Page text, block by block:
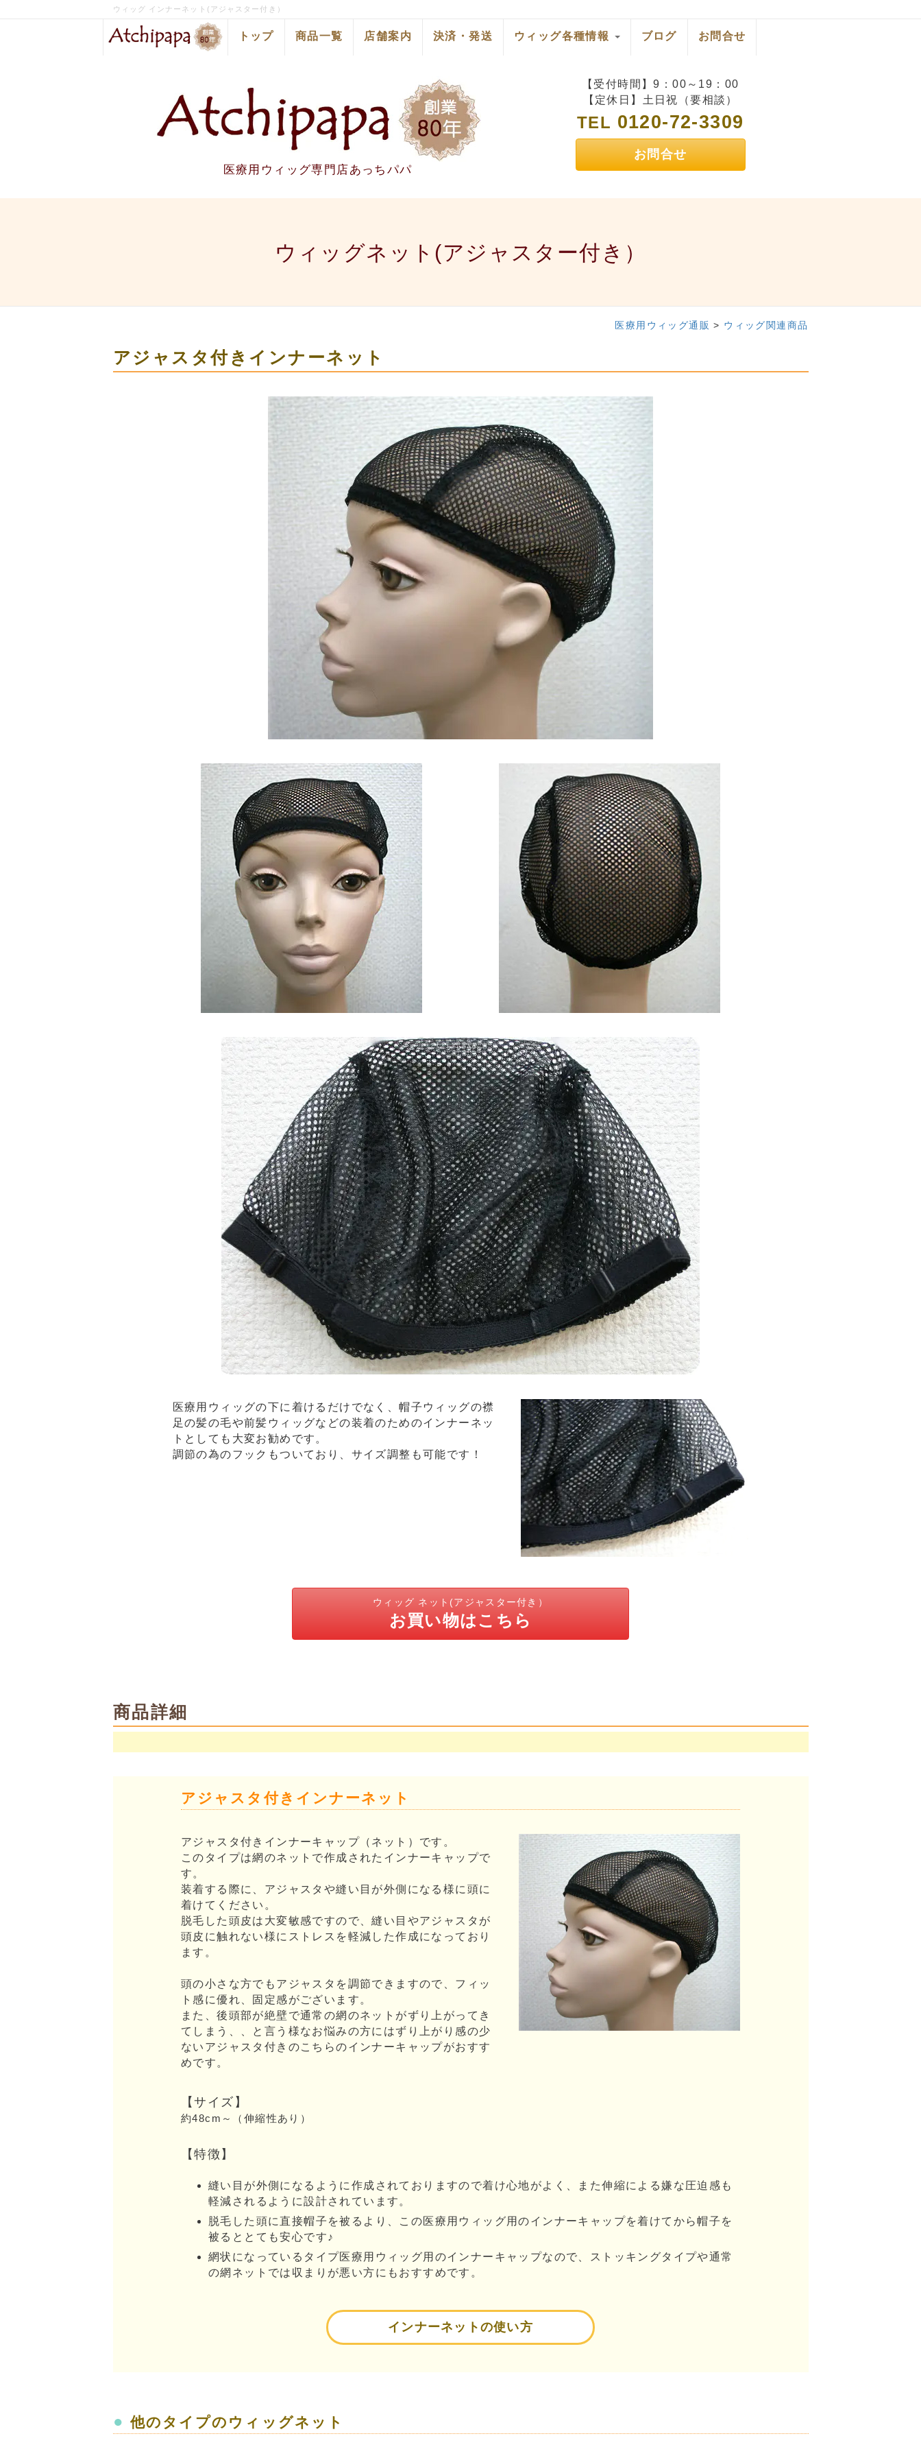
ウィッグ インナーネット(アジャスター付き）
トップ 商品一覧 店舗案内 決済・発送 ウィッグ各種情報 ブログ お問合せ
医療用ウィッグ専門店あっちパパ
【受付時間】9：00～19：00
【定休日】土日祝（要相談）
TEL 0120-72-3309
お問合せ
ウィッグネット(アジャスター付き）
医療用ウィッグ通販 > ウィッグ関連商品
アジャスタ付きインナーネット
医療用ウィッグの下に着けるだけでなく、帽子ウィッグの襟
足の髪の毛や前髪ウィッグなどの装着のためのインナーネッ
トとしても大変お勧めです。
調節の為のフックもついており、サイズ調整も可能です！
ウィッグ ネット(アジャスター付き）
お買い物はこちら
商品詳細
アジャスタ付きインナーネット
アジャスタ付きインナーキャップ（ネット）です。
このタイプは網のネットで作成されたインナーキャップで
す。
装着する際に、アジャスタや縫い目が外側になる様に頭に
着けてください。
脱毛した頭皮は大変敏感ですので、縫い目やアジャスタが
頭皮に触れない様にストレスを軽減した作成になっており
ます。
頭の小さな方でもアジャスタを調節できますので、フィッ
ト感に優れ、固定感がございます。
また、後頭部が絶壁で通常の網のネットがずり上がってき
てしまう、、と言う様なお悩みの方にはずり上がり感の少
ないアジャスタ付きのこちらのインナーキャップがおすす
めです。
【サイズ】
約48cm～（伸縮性あり）
【特徴】
縫い目が外側になるように作成されておりますので着け心地がよく、また伸縮による嫌な圧迫感も
軽減されるように設計されています。
脱毛した頭に直接帽子を被るより、この医療用ウィッグ用のインナーキャップを着けてから帽子を
被るととても安心です♪
網状になっているタイプ医療用ウィッグ用のインナーキャップなので、ストッキングタイプや通常
の網ネットでは収まりが悪い方にもおすすめです。
インナーネットの使い方
● 他のタイプのウィッグネット